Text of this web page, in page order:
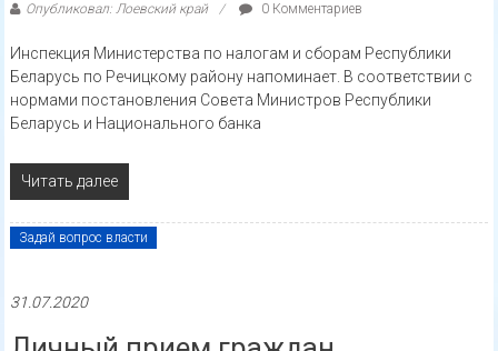
Опубликовал: Лоевский край 0 Комментариев
Инспекция Министерства по налогам и сборам Республики
Беларусь по Речицкому району напоминает. В соответствии с
нормами постановления Совета Министров Республики
Беларусь и Национального банка
Читать далее
Задай вопрос власти
31.07.2020